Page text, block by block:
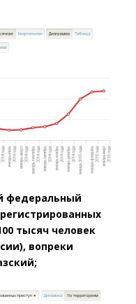
федеральный
тысяч человек
вопреки